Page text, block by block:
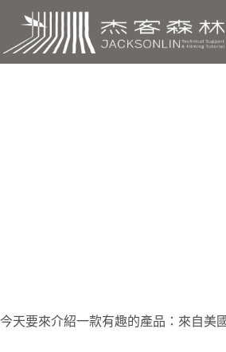
主
要
今天要來介紹一款有趣的產品：來自美